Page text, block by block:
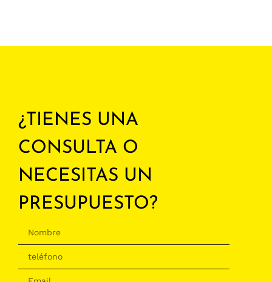
¿TIENES UNA
CONSULTA O
NECESITAS UN
PRESUPUESTO?